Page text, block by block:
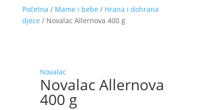
Početna / Mame i bebe / Hrana i dohrana
djece / Novalac Allernova 400 g
Novalac
Novalac Allernova
400 g